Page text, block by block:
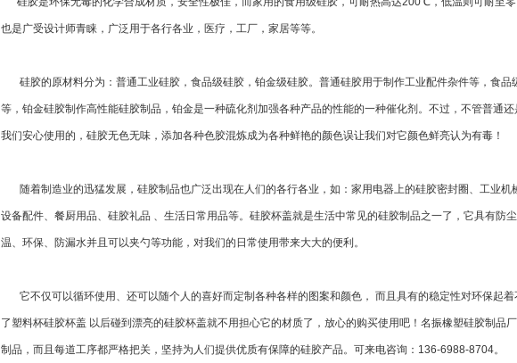
也是广受设计师青睐，广泛用于各行各业，医疗，工厂，家居等等。
硅胶的原材料分为：普通工业硅胶，食品级硅胶，铂金级硅胶。普通硅胶用于制作工业配件杂件等，食品
等，铂金硅胶制作高性能硅胶制品 ，铂金是一种硫化剂加强各种产品的性能的一种催化剂。不过，不管普通
我们安心使用的，硅胶无色无味，添加各种色胶混炼成为各种鲜艳的颜色误让我们对它颜色鲜亮认为有毒！
随着制造业的迅猛发展，硅胶制品也广泛出现在人们的各行各业，如：家用电器上的硅胶密封圈、工业机
设备配件、餐厨用品、硅胶礼品 、生活日常用品等。硅胶杯盖就是生活中常见的硅胶制品之一了，它具有防
温、环保、防漏水并且可以夹勺等功能，对我们的日常使用带来大大的便利。
它不仅可以循环使用、还可以随个人的喜好而定制各种各样的图案和颜色， 而且具有的稳定性对环保起着
了塑料杯硅胶杯盖 以后碰到漂亮的硅胶杯盖就不用担心它的材质了，放心的购买使用吧！名振橡塑硅胶制品
制品，而且每道工序都严格把关，坚持为人们提供优质有保障的硅胶产品。可来电咨询：136-6988-8704。